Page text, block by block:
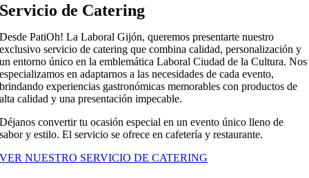
Servicio de Catering
Desde PatiOh! La Laboral Gijón, queremos presentarte nuestro
exclusivo servicio de catering que combina calidad, personalización y
un entorno único en la emblemática Laboral Ciudad de la Cultura. Nos
especializamos en adaptarnos a las necesidades de cada evento,
brindando experiencias gastronómicas memorables con productos de
alta calidad y una presentación impecable.
Déjanos convertir tu ocasión especial en un evento único lleno de
sabor y estilo. El servicio se ofrece en cafetería y restaurante.
VER NUESTRO SERVICIO DE CATERING